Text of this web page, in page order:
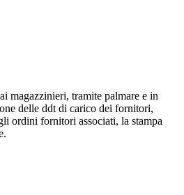
magazzinieri, tramite palmare e in
delle ddt di carico dei fornitori,
ordini fornitori associati, la stampa